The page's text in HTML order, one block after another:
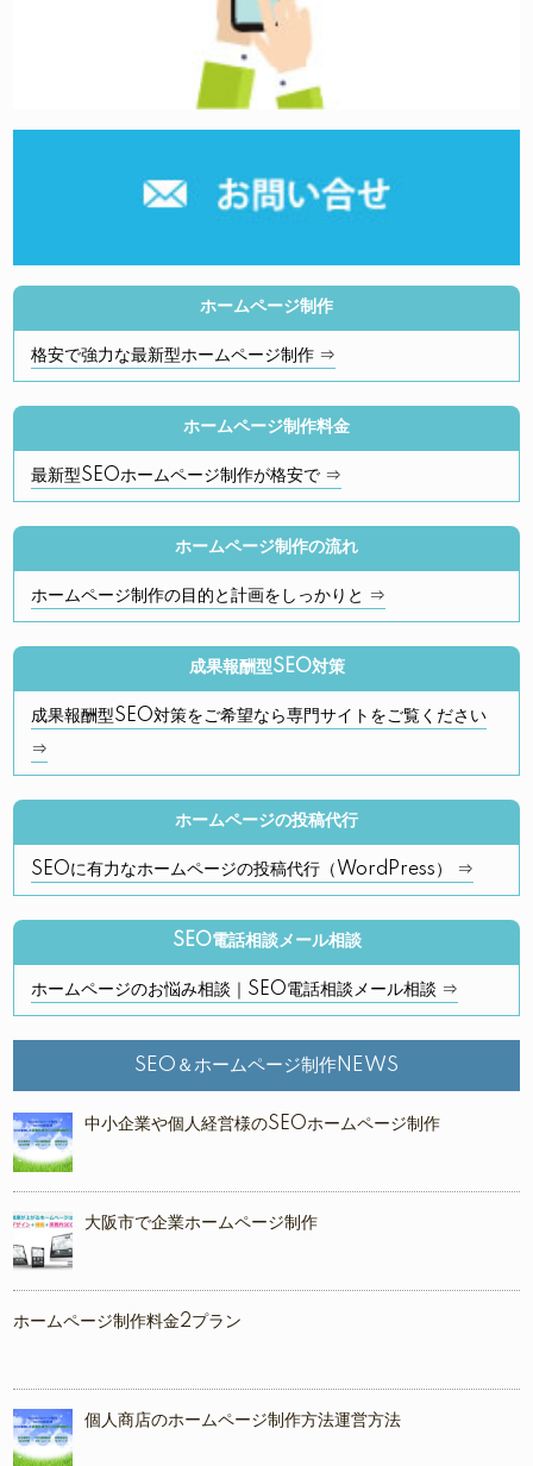
ホームページ制作
格安で強力な最新型ホームページ制作 ⇒
ホームページ制作料金
最新型SEOホームページ制作が格安で ⇒
ホームページ制作の流れ
ホームページ制作の目的と計画をしっかりと ⇒
成果報酬型SEO対策
成果報酬型SEO対策をご希望なら専門サイトをご覧ください
⇒
ホームページの投稿代行
SEOに有力なホームページの投稿代行（WordPress） ⇒
SEO電話相談メール相談
ホームページのお悩み相談｜SEO電話相談メール相談 ⇒
SEO＆ホームページ制作NEWS
中小企業や個人経営様のSEOホームページ制作
大阪市で企業ホームページ制作
ホームページ制作料金2プラン
個人商店のホームページ制作方法運営方法